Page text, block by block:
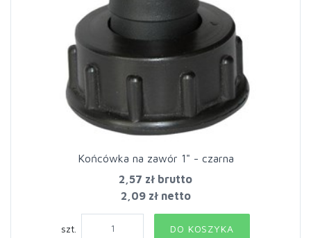
Końcówka na zawór 1" - czarna
2,57 zł brutto
2,09 zł netto
szt. DO KOSZYKA